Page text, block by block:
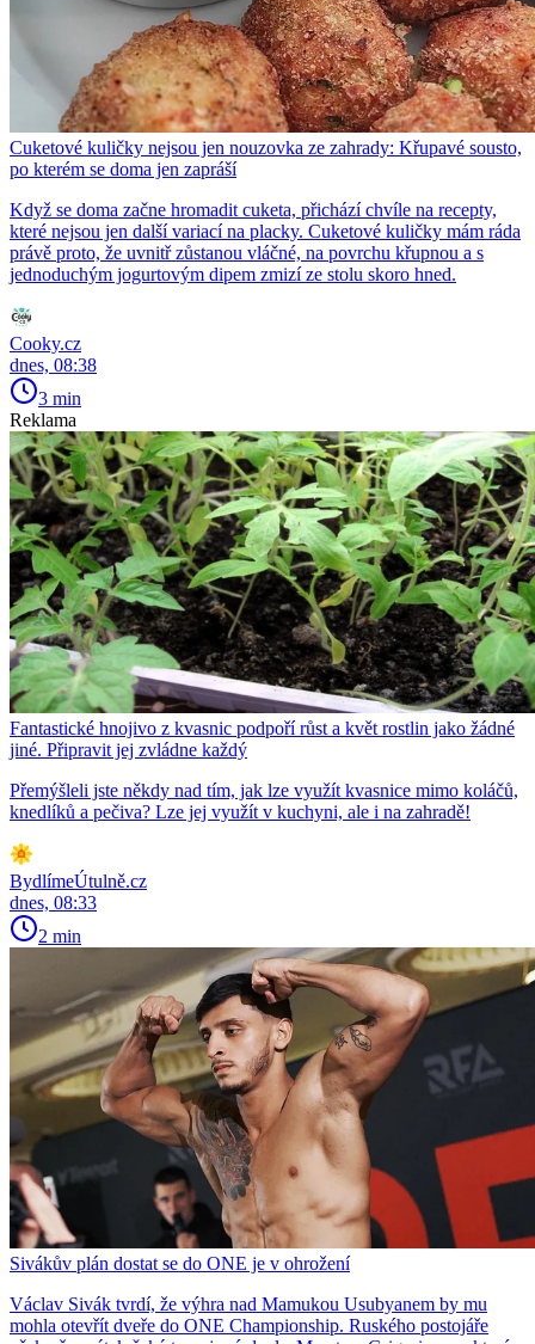
Cuketové kuličky nejsou jen nouzovka ze zahrady: Křupavé sousto,
po kterém se doma jen zapráší
Když se doma začne hromadit cuketa, přichází chvíle na recepty,
které nejsou jen další variací na placky. Cuketové kuličky mám ráda
právě proto, že uvnitř zůstanou vláčné, na povrchu křupnou a s
jednoduchým jogurtovým dipem zmizí ze stolu skoro hned.
Cooky.cz
dnes, 08:38
3 min
Reklama
Fantastické hnojivo z kvasnic podpoří růst a květ rostlin jako žádné
jiné. Připravit jej zvládne každý
Přemýšleli jste někdy nad tím, jak lze využít kvasnice mimo koláčů,
knedlíků a pečiva? Lze jej využít v kuchyni, ale i na zahradě!
BydlímeÚtulně.cz
dnes, 08:33
2 min
Sivákův plán dostat se do ONE je v ohrožení
Václav Sivák tvrdí, že výhra nad Mamukou Usubyanem by mu
mohla otevřít dveře do ONE Championship. Ruského postojáře